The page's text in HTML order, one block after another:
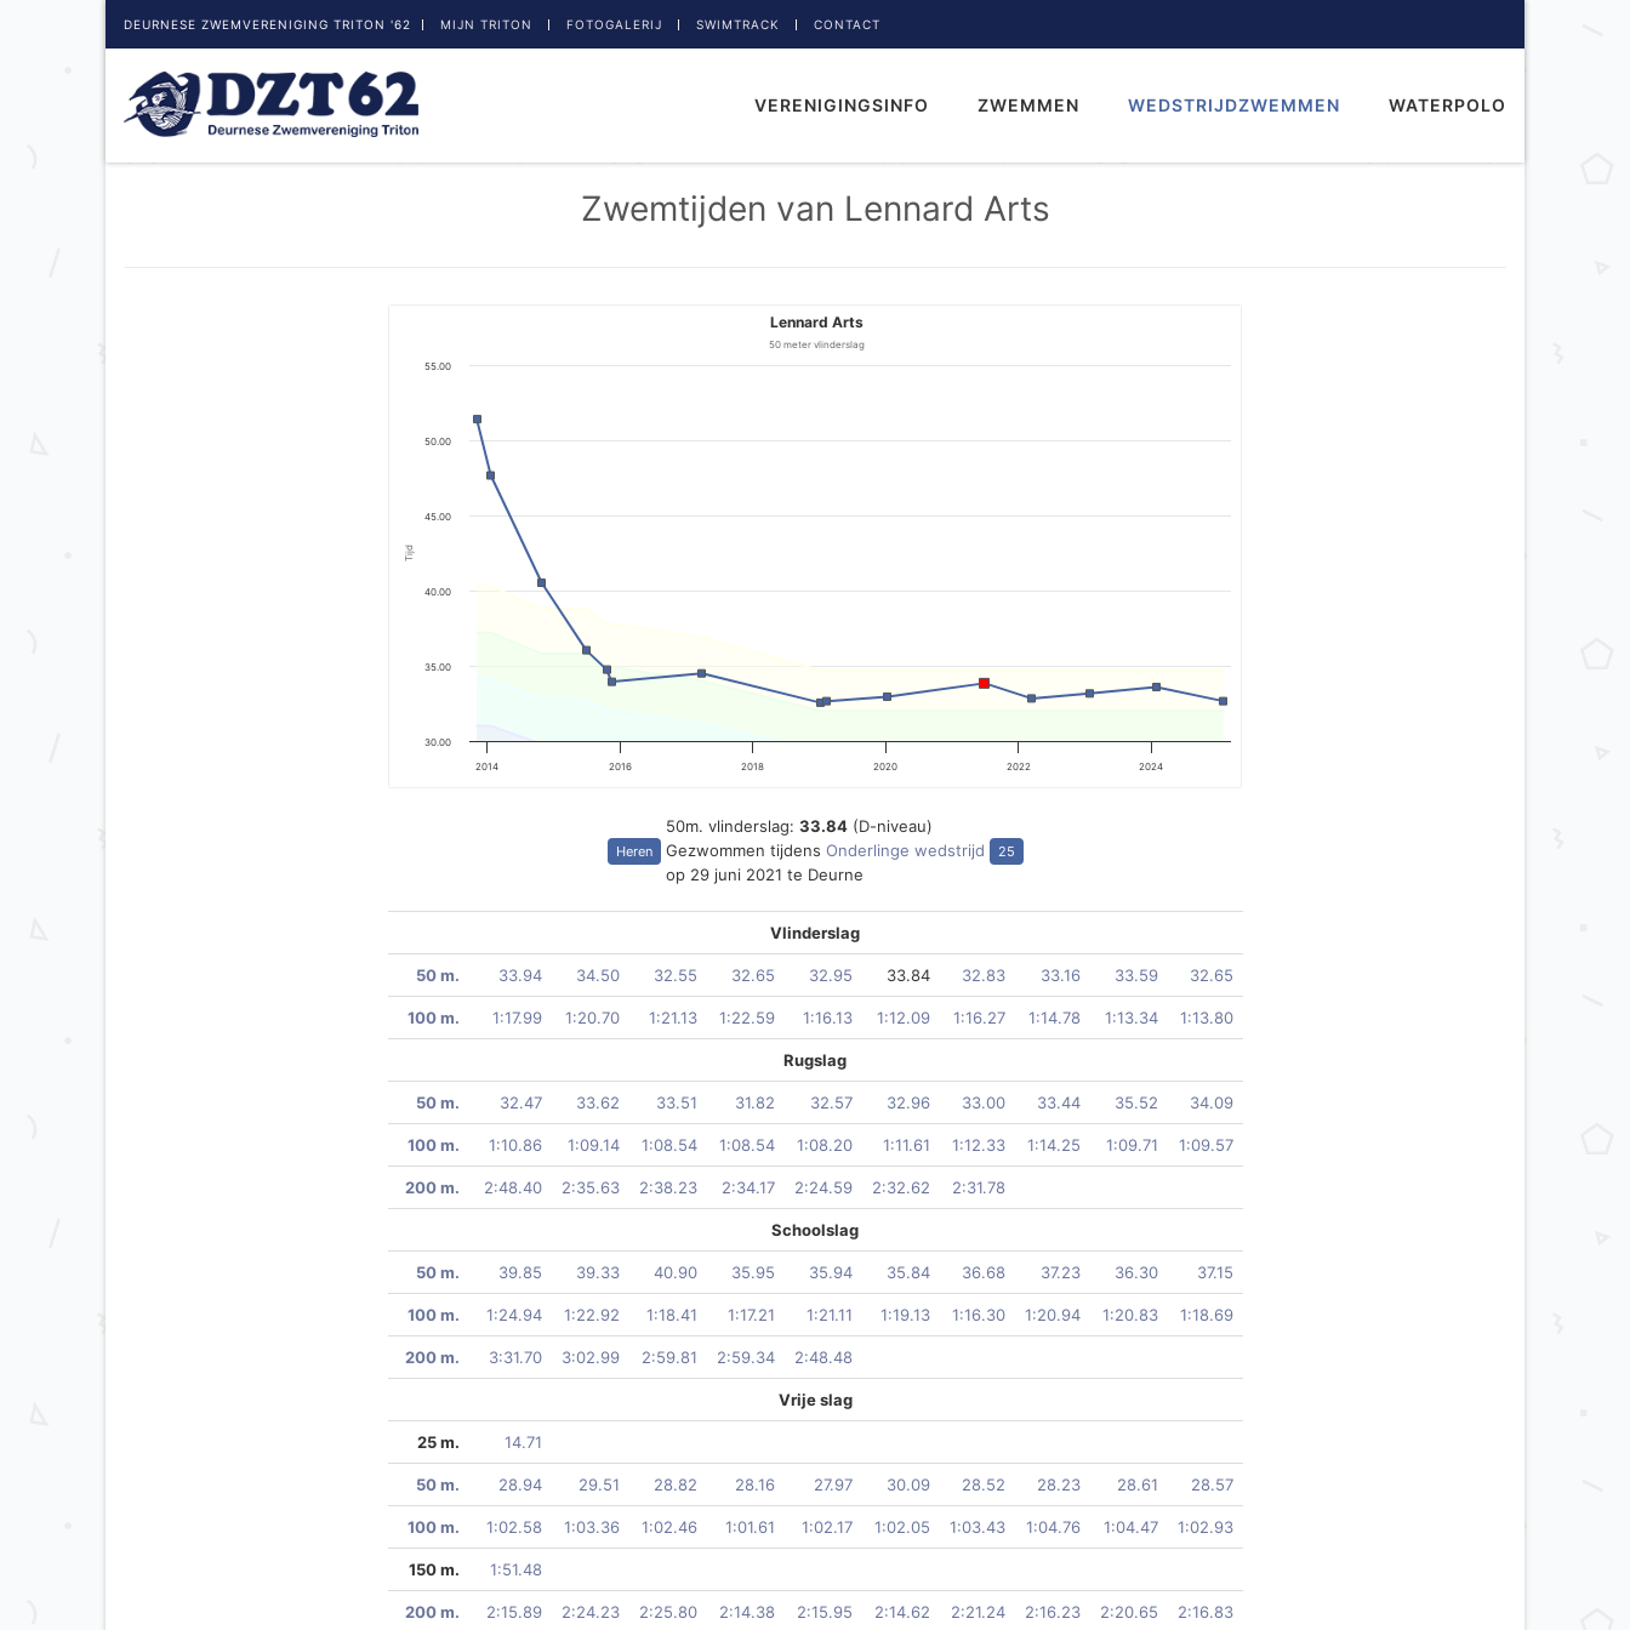
DEURNESE ZWEMVERENIGING TRITON '62 MIJN TRITON FOTOGALERIJ SWIMTRACK CONTACT
VERENIGINGSINFO ZWEMMEN WEDSTRIJDZWEMMEN WATERPOLO
Zwemtijden van Lennard Arts
Tijd
Lennard Arts
50 meter vlinderslag
2014 2016 2018 2020 2022 2024
30.00
35.00
40.00
45.00
50.00
55.00
Heren
50m. vlinderslag: 33.84 (D-niveau)
Gezwommen tijdens Onderlinge wedstrijd
op 29 juni 2021 te Deurne
25
Vlinderslag
50 m. 33.94 34.50 32.55 32.65 32.95 33.84 32.83 33.16 33.59 32.65
100 m. 1:17.99 1:20.70 1:21.13 1:22.59 1:16.13 1:12.09 1:16.27 1:14.78 1:13.34 1:13.80
Rugslag
50 m. 32.47 33.62 33.51 31.82 32.57 32.96 33.00 33.44 35.52 34.09
100 m. 1:10.86 1:09.14 1:08.54 1:08.54 1:08.20 1:11.61 1:12.33 1:14.25 1:09.71 1:09.57
200 m. 2:48.40 2:35.63 2:38.23 2:34.17 2:24.59 2:32.62 2:31.78
Schoolslag
50 m. 39.85 39.33 40.90 35.95 35.94 35.84 36.68 37.23 36.30 37.15
100 m. 1:24.94 1:22.92 1:18.41 1:17.21 1:21.11 1:19.13 1:16.30 1:20.94 1:20.83 1:18.69
200 m. 3:31.70 3:02.99 2:59.81 2:59.34 2:48.48
Vrije slag
25 m. 14.71
50 m. 28.94 29.51 28.82 28.16 27.97 30.09 28.52 28.23 28.61 28.57
100 m. 1:02.58 1:03.36 1:02.46 1:01.61 1:02.17 1:02.05 1:03.43 1:04.76 1:04.47 1:02.93
150 m. 1:51.48
200 m. 2:15.89 2:24.23 2:25.80 2:14.38 2:15.95 2:14.62 2:21.24 2:16.23 2:20.65 2:16.83